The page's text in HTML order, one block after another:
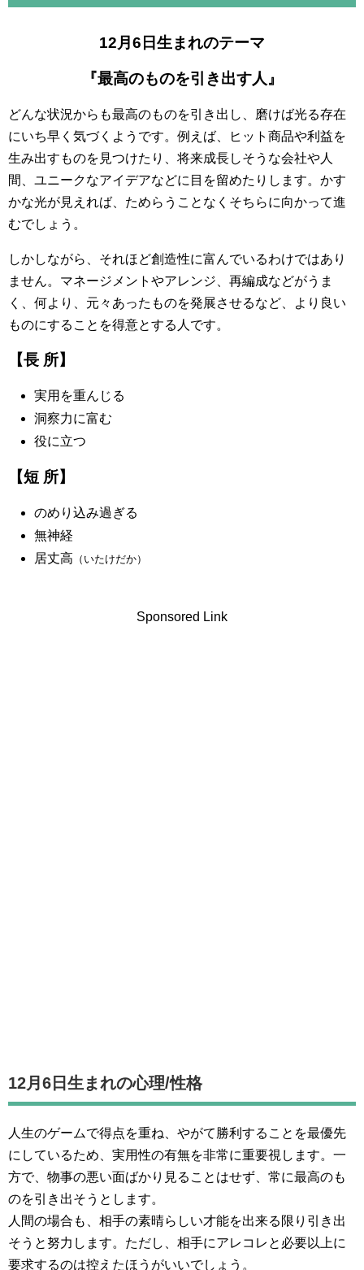
12月6日生まれのテーマ
『最高のものを引き出す人』
どんな状況からも最高のものを引き出し、磨けば光る存在
にいち早く気づくようです。例えば、ヒット商品や利益を
生み出すものを見つけたり、将来成長しそうな会社や人
間、ユニークなアイデアなどに目を留めたりします。かす
かな光が見えれば、ためらうことなくそちらに向かって進
むでしょう。
しかしながら、それほど創造性に富んでいるわけではあり
ません。マネージメントやアレンジ、再編成などがうま
く、何より、元々あったものを発展させるなど、より良い
ものにすることを得意とする人です。
【長 所】
実用を重んじる
洞察力に富む
役に立つ
【短 所】
のめり込み過ぎる
無神経
居丈高 （いたけだか）
Sponsored Link
12月6日生まれの心理/性格
人生のゲームで得点を重ね、やがて勝利することを最優先
にしているため、実用性の有無を非常に重要視します。一
方で、物事の悪い面ばかり見ることはせず、常に最高のも
のを引き出そうとします。
人間の場合も、相手の素晴らしい才能を出来る限り引き出
そうと努力します。ただし、相手にアレコレと必要以上に
要求するのは控えたほうがいいでしょう。